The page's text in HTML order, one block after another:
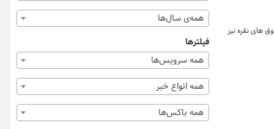
شد. ارزش معاملات صندوق های نقره نیز
همه‌ی سال‌ها
فیلترها
همه سرویس‌ها
همه انواع خبر
همه باکس‌ها